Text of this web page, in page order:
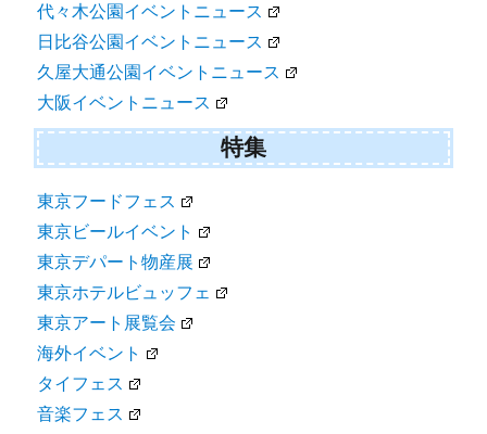
代々木公園イベントニュース
日比谷公園イベントニュース
久屋大通公園イベントニュース
大阪イベントニュース
特集
東京フードフェス
東京ビールイベント
東京デパート物産展
東京ホテルビュッフェ
東京アート展覧会
海外イベント
タイフェス
音楽フェス